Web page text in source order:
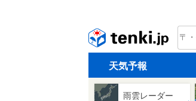
天気予報
雨雲レーダー